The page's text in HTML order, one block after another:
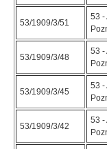
53/1909/3/51
53 -
53/1909/3/48
53 -
53/1909/3/45
53 -
53/1909/3/42
53 -